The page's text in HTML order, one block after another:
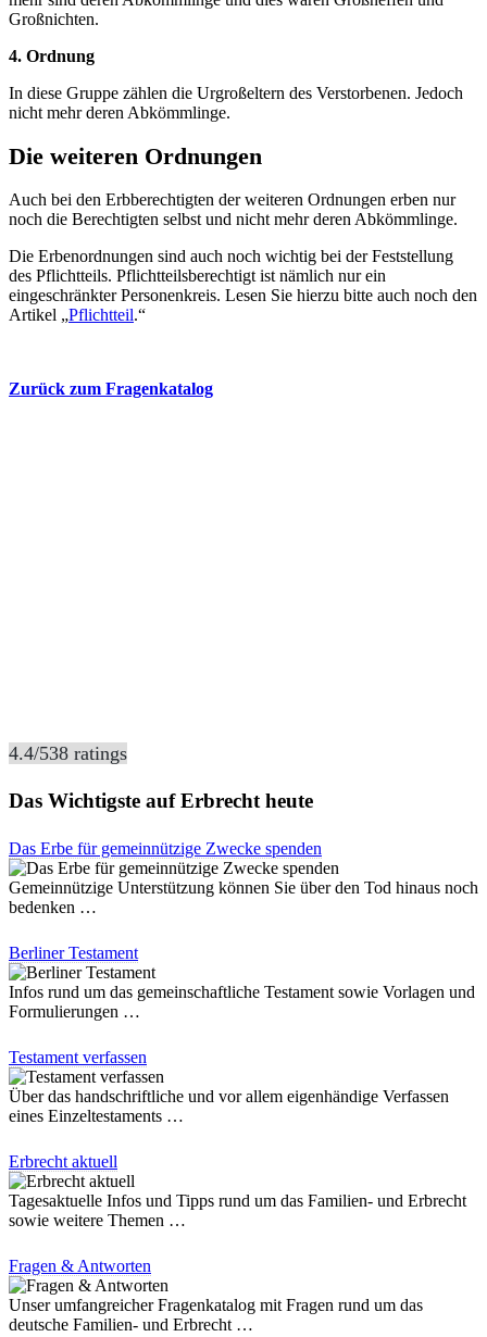
Großnichten.
4. Ordnung
In diese Gruppe zählen die Urgroßeltern des Verstorbenen. Jedoch
nicht mehr deren Abkömmlinge.
Die weiteren Ordnungen
Auch bei den Erbberechtigten der weiteren Ordnungen erben nur
noch die Berechtigten selbst und nicht mehr deren Abkömmlinge.
Die Erbenordnungen sind auch noch wichtig bei der Feststellung
des Pflichtteils. Pflichtteilsberechtigt ist nämlich nur ein
eingeschränkter Personenkreis. Lesen Sie hierzu bitte auch noch den
Artikel „Pflichtteil.“
Zurück zum Fragenkatalog
4.4/538 ratings
Das Wichtigste auf Erbrecht heute
Das Erbe für gemeinnützige Zwecke spenden
Gemeinnützige Unterstützung können Sie über den Tod hinaus noch
bedenken …
Berliner Testament
Infos rund um das gemeinschaftliche Testament sowie Vorlagen und
Formulierungen …
Testament verfassen
Über das handschriftliche und vor allem eigenhändige Verfassen
eines Einzeltestaments …
Erbrecht aktuell
Tagesaktuelle Infos und Tipps rund um das Familien- und Erbrecht
sowie weitere Themen …
Fragen & Antworten
Unser umfangreicher Fragenkatalog mit Fragen rund um das
deutsche Familien- und Erbrecht …